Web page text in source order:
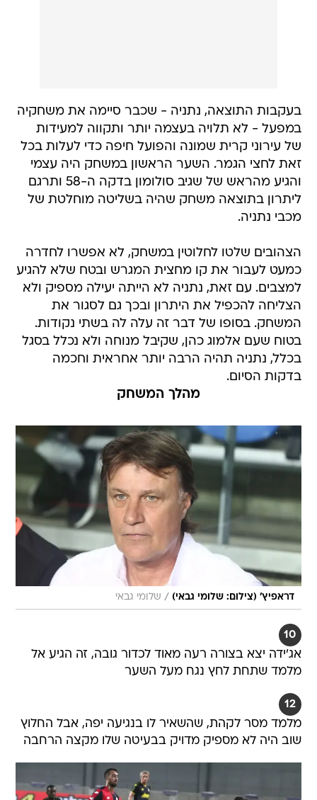
בעקבות התוצאה, נתניה - שכבר סיימה את משחקיה
במפעל - לא תלויה בעצמה יותר ותקווה למעידות
של עירוני קרית שמונה והפועל חיפה כדי לעלות בכל
זאת לחצי הגמר. השער הראשון במשחק היה עצמי
והגיע מהראש של שגיב סולומון בדקה ה-58 ותרגם
ליתרון בתוצאה משחק שהיה בשליטה מוחלטת של
מכבי נתניה.
הצהובים שלטו לחלוטין במשחק, לא אפשרו לחדרה
כמעט לעבור את קו מחצית המגרש ובטח שלא להגיע
למצבים. עם זאת, נתניה לא הייתה יעילה מספיק ולא
הצליחה להכפיל את היתרון ובכך גם לסגור את
המשחק. בסופו של דבר זה עלה לה בשתי נקודות.
בטוח שעם אלמוג כהן, שקיבל מנוחה ולא נכלל בסגל
בכלל, נתניה תהיה הרבה יותר אחראית וחכמה
בדקות הסיום.
מהלך המשחק
דראפיץ' (צילום: שלומי גבאי) / שלומי גבאי
10
אג'ידה יצא בצורה רעה מאוד לכדור גובה, זה הגיע אל
מלמד שתחת לחץ נגח מעל השער
12
מלמד מסר לקהת, שהשאיר לו בנגיעה יפה, אבל החלוץ
שוב היה לא מספיק מדויק בבעיטה שלו מקצה הרחבה